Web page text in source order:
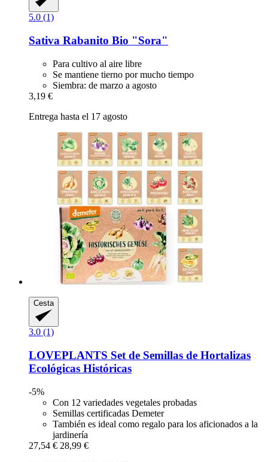
5.0 (1)
Sativa Rabanito Bio "Sora"
Para cultivo al aire libre
Se mantiene tierno por mucho tiempo
Siembra: de marzo a agosto
3,19 €
Entrega hasta el 17 agosto
Cesta
3.0 (1)
LOVEPLANTS Set de Semillas de Hortalizas
Ecológicas Históricas
-5%
Con 12 variedades vegetales probadas
Semillas certificadas Demeter
También es ideal como regalo para los aficionados a la
jardinería
27,54 € 28,99 €